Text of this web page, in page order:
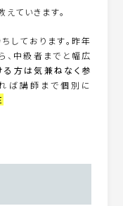
ていきます。
しております。昨年
、中級者までと幅広
る方は気兼ねなく参
ば講師まで個別に